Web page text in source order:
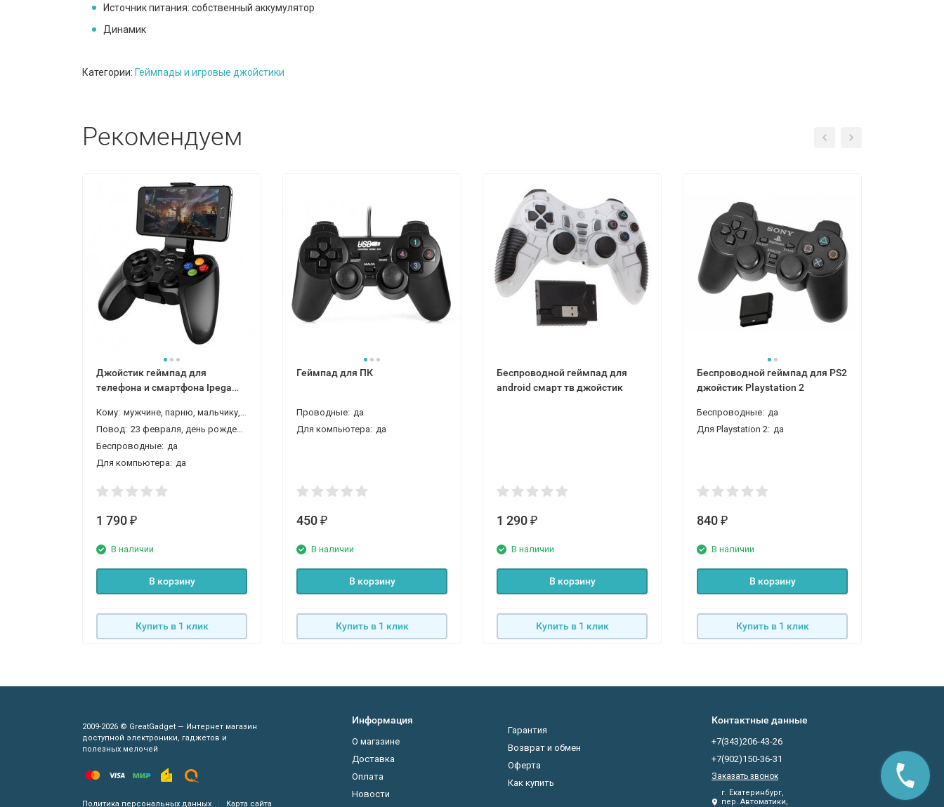
Источник питания: собственный аккумулятор
Динамик
Категории: Геймпады и игровые джойстики
Рекомендуем
Джойстик геймпад для
телефона и смартфона Ipega
Кому: мужчине, парню, мальчику, сыну, внуку, брату, другу
Повод: 23 февраля, день рождения, новый год
Беспроводные: да
Для компьютера: да
1 790 ₽
В наличии
В корзину
Купить в 1 клик
Геймпад для ПК
Проводные: да
Для компьютера: да
450 ₽
В наличии
В корзину
Купить в 1 клик
Беспроводной геймпад для
android смарт тв джойстик
1 290 ₽
В наличии
В корзину
Купить в 1 клик
Беспроводной геймпад для PS2
джойстик Playstation 2
Беспроводные: да
Для Playstation 2: да
840 ₽
В наличии
В корзину
Купить в 1 клик
2009-2026 © GreatGadget — Интернет магазин
доступной электроники, гаджетов и
полезных мелочей
Политика персональных данных Карта сайта
Информация
О магазине
Доставка
Оплата
Новости
Гарантия
Возврат и обмен
Оферта
Как купить
Контактные данные
+7(343)206-43-26
+7(902)150-36-31
Заказать звонок
г. Екатеринбург,
пер. Автоматики,